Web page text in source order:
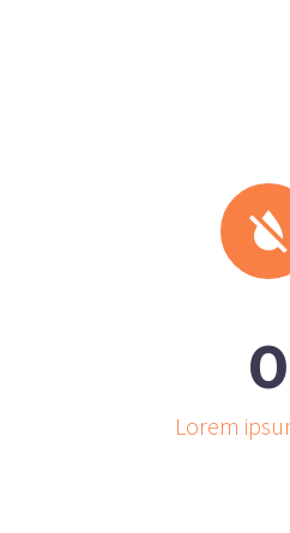


0
Lorem